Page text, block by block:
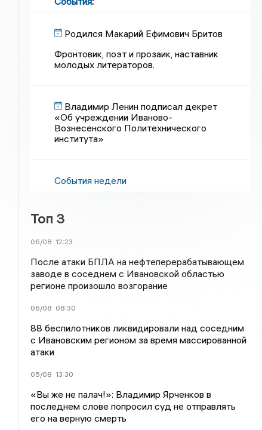
Родился Макарий Ефимович Бритов
Фронтовик, поэт и прозаик, наставник
молодых литераторов.
Владимир Ленин подписал декрет
«Об учреждении Иваново-
Вознесенского Политехнического
института»
События недели
Топ 3
06/08 12:23
После атаки БПЛА на нефтеперерабатывающем
заводе в соседнем с Ивановской областью
регионе произошло возгорание
06/08 08:30
88 беспилотников ликвидировали над соседним
с Ивановским регионом за время массированной
атаки
05/08 13:30
«Вы же не палач!»: Владимир Ярченков в
последнем слове попросил суд не отправлять
его на верную смерть